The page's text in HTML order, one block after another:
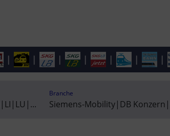
| | | | | | |
| LI | LU | ...
Branche
Siemens-Mobility| DB Konzern |